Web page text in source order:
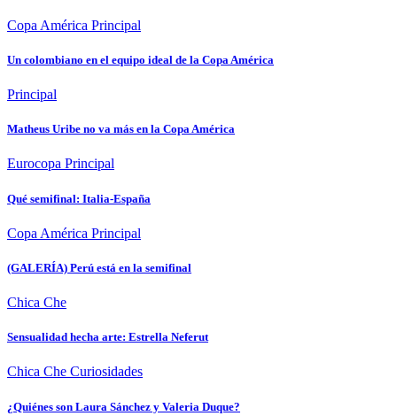
Copa América Principal
Un colombiano en el equipo ideal de la Copa América
Principal
Matheus Uribe no va más en la Copa América
Eurocopa Principal
Qué semifinal: Italia-España
Copa América Principal
(GALERÍA) Perú está en la semifinal
Chica Che
Sensualidad hecha arte: Estrella Neferut
Chica Che Curiosidades
¿Quiénes son Laura Sánchez y Valeria Duque?